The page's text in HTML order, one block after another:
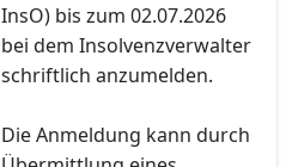
InsO) bis zum 02.07.2026
bei dem Insolvenzverwalter
schriftlich anzumelden.
Die Anmeldung kann durch